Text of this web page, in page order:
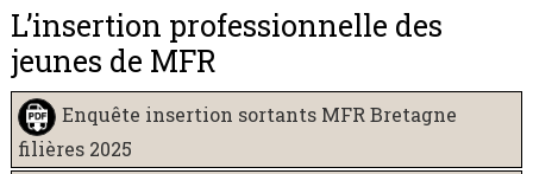
L’insertion professionnelle des
jeunes de MFR
Enquête insertion sortants MFR Bretagne
filières 2025